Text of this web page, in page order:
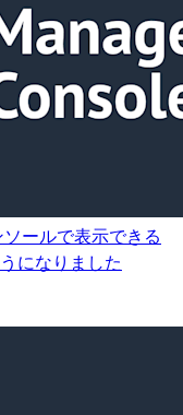
ールで表示できる
になりました